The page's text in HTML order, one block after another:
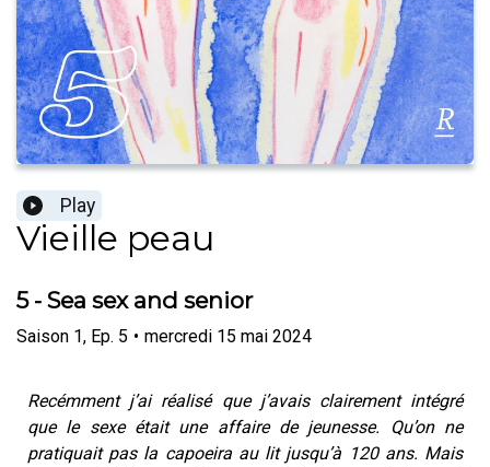
Play
Vieille peau
5 - Sea sex and senior
Saison 1, Ep. 5 • mercredi 15 mai 2024
Recémment j’ai réalisé que j’avais clairement intégré
que le sexe était une affaire de jeunesse. Qu’on ne
pratiquait pas la capoeira au lit jusqu’à 120 ans. Mais